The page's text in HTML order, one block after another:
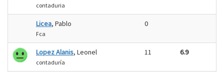
contaduria
Licea, Pablo
Fca
0
Lopez Alanis, Leonel
contaduría
11 6.9